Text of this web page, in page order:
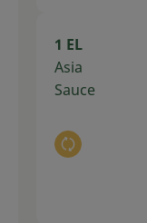
1 EL
Asia
Sauce
Auswahl